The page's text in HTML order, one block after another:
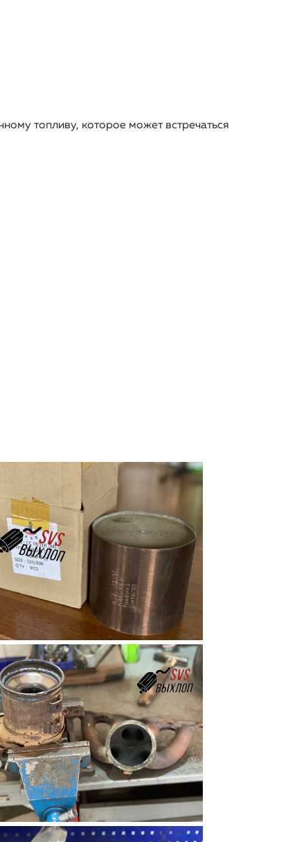
топливу, которое может встречаться